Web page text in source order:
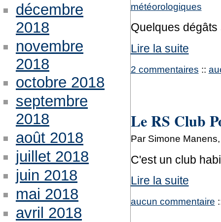
météorologiques
Quelques
Lire la suite
2 commentaires ::
Le RS Club
Par Simone
C'est un club
Lire la suite
aucun commentaire
décembre
2018
novembre
2018
octobre 2018
septembre
2018
août 2018
juillet 2018
juin 2018
mai 2018
avril 2018